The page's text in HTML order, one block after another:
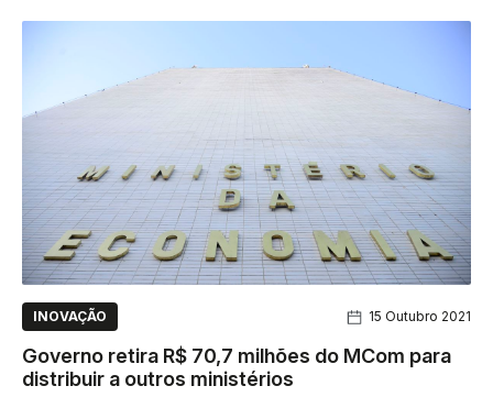
no rol...
INOVAÇÃO 15 Outubro 2021
Governo retira R$ 70,7 milhões do MCom para
distribuir a outros ministérios